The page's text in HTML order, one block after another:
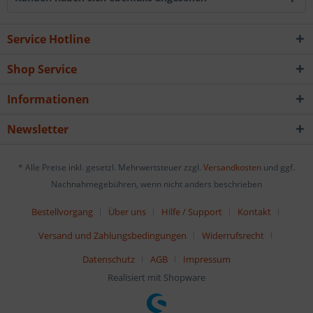
Service Hotline
Shop Service
Informationen
Newsletter
* Alle Preise inkl. gesetzl. Mehrwertsteuer zzgl. Versandkosten und ggf.
Nachnahmegebühren, wenn nicht anders beschrieben
Bestellvorgang Über uns Hilfe / Support
Kontakt
Versand und Zahlungsbedingungen
Widerrufsrecht
Datenschutz
AGB
Impressum
Realisiert mit Shopware